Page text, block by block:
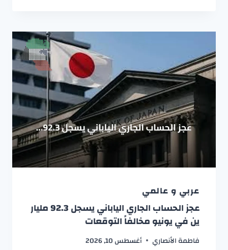
عربي و عالمي
عجز الحساب الجاري الياباني يسجل 92.3 مليار
ين في يونيو مخالفاً التوقعات
فاطمة الأنصاري أغسطس 10, 2026